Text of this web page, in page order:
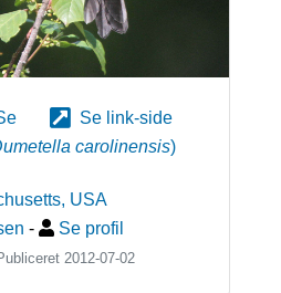
Se link-side
carolinensis)
, USA
- Se profil
2012-07-02